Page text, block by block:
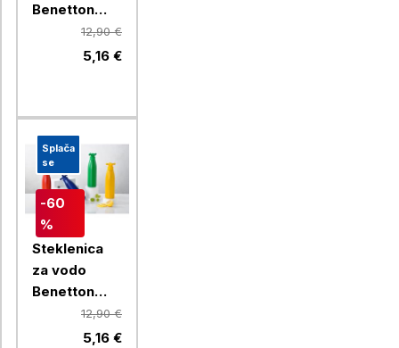
Benetton
Rainbow 750
ml, rumena
12,90 €
5,16 €
Splača
se
-60
%
Steklenica
za vodo
Benetton
Rainbow 750
ml, rdeča
12,90 €
5,16 €